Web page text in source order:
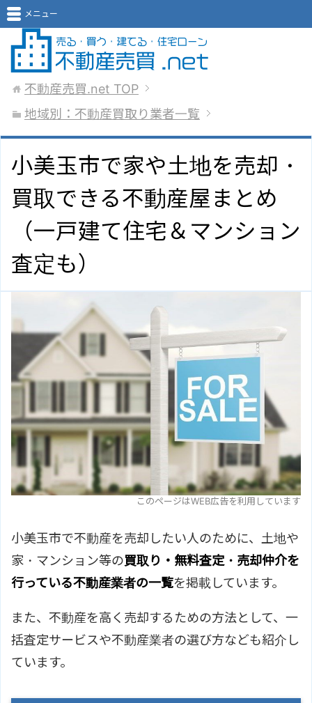
メニュー
不動産売買.net TOP
地域別：不動産買取り業者一覧
小美玉市で家や土地を売却・
買取できる不動産屋まとめ
（一戸建て住宅＆マンション
査定も）
このページはWEB広告を利用しています
小美玉市で不動産を売却したい人のために、土地や
家・マンション等の買取り・無料査定・売却仲介を
行っている不動産業者の一覧を掲載しています。
また、不動産を高く売却するための方法として、一
括査定サービスや不動産業者の選び方なども紹介し
ています。